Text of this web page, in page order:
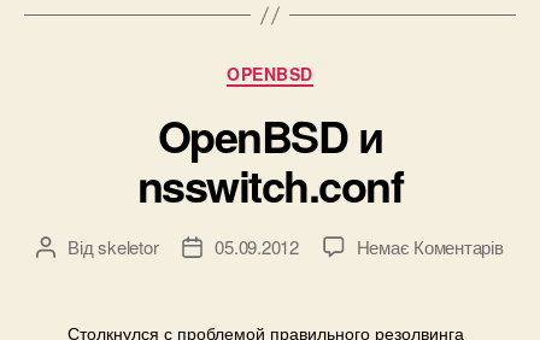
дуплекс
Категорії
OPENBSD
OpenBSD и
nsswitch.conf
Автор
Відskeletor
Дата05.09.2012 Немає Коментарівдо
Столкнулся с проблемой правильного резолвинга